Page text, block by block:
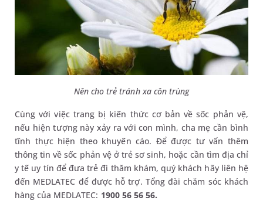
Nên cho trẻ tránh xa côn trùng
Cùng với việc trang bị kiến thức cơ bản về sốc phản vệ,
nếu hiện tượng này xảy ra với con mình, cha mẹ cần bình
tĩnh thực hiện theo khuyến cáo. Để được tư vấn thêm
thông tin về sốc phản vệ ở trẻ sơ sinh, hoặc cần tìm địa chỉ
y tế uy tín để đưa trẻ đi thăm khám, quý khách hãy liên hệ
đến MEDLATEC để được hỗ trợ. Tổng đài chăm sóc khách
hàng của MEDLATEC: 1900 56 56 56.